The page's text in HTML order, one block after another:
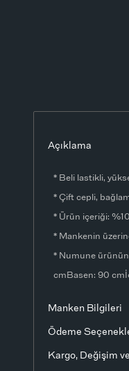
Açıklama
* Beli lastikli,
* Çift cepli,
* Ürün içeriği:
* Mankenin
* Numune ürünün
cmBasen: 90
* Ürün
çekilmiştir. Işık ve
renklerde ton
Manken Bilgileri
Ödeme
Kargo, Değişim